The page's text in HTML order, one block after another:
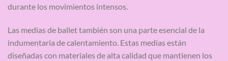
durante los movimientos intensos.
Las medias de ballet también son una parte esencial de la
indumentaria de calentamiento. Estas medias están
diseñadas con materiales de alta calidad que mantienen los